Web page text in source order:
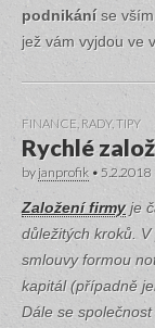
podnikáníse vším
jež vám vyjdou ve
FINANCE RADY, TIPY
Rychlé
by janprofik • 5.2.2018
Založení firmyje
důležitých kroků.
smlouvy formou
kapitál (případně
Dále se